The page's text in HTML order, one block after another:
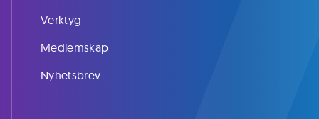
Verktyg
Medlemskap
Nyhetsbrev